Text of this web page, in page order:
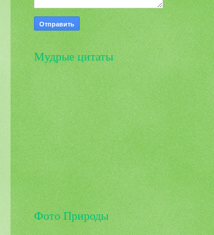
Мудрые цитаты
Фото Природы